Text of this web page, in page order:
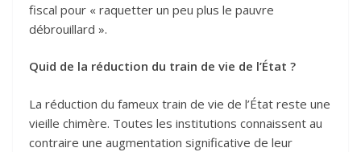
fiscal pour « raquetter un peu plus le pauvre
débrouillard ».
Quid de la réduction du train de vie de l’État ?
La réduction du fameux train de vie de l’État reste une
vieille chimère. Toutes les institutions connaissent au
contraire une augmentation significative de leur